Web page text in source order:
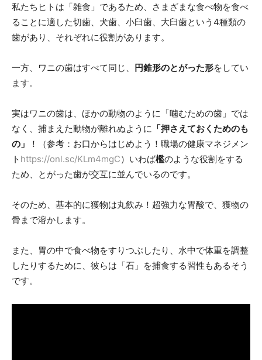
私たちヒトは「雑食」であるため、さまざまな食べ物を食べ
ることに適した切歯、犬歯、小臼歯、大臼歯という4種類の
歯があり、それぞれに役割があります。
一方、ワニの歯はすべて同じ、 円錐形のとがった形をしてい
ます。
実はワニの歯は、ほかの動物のように「噛むための歯」では
なく、捕まえた動物が離れぬように 「押さえておくためのも
の」
！（参考：お口からはじめよう！職場の健康マネジメン
ト https://onl.sc/KLm4mgC）いわば檻のような役割をする
ため、とがった歯が交互に並んでいるのです。
そのため、基本的に獲物は丸飲み！超強力な胃酸で、獲物の
骨まで溶かします。
また、胃の中で食べ物をすりつぶしたり、水中で体重を調整
したりするために、彼らは「石」を捕食する習性もあるそう
です。